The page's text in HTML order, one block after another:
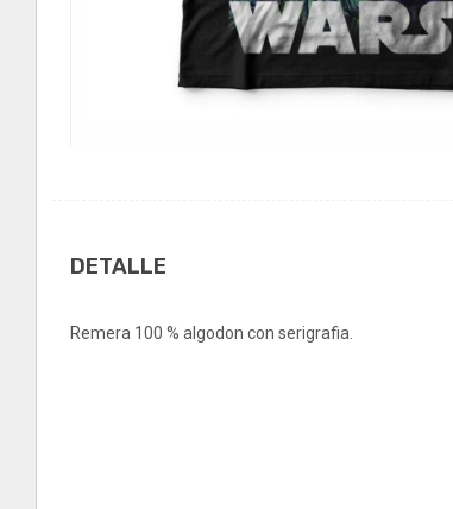
DETALLE
Remera 100 % algodon con serigrafia.